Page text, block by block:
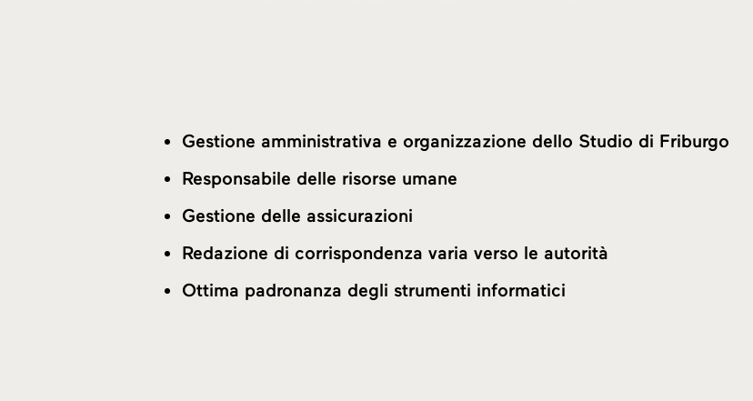
Gestione amministrativa e organizzazione dello Studio di Friburgo
Responsabile delle risorse umane
Gestione delle assicurazioni
Redazione di corrispondenza varia verso le autorità
Ottima padronanza degli strumenti informatici